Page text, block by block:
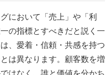
において「売上」や「利
の指標とすべきだと説く一
、愛着・信頼・共感を持つ
は異なります。顧客数を増